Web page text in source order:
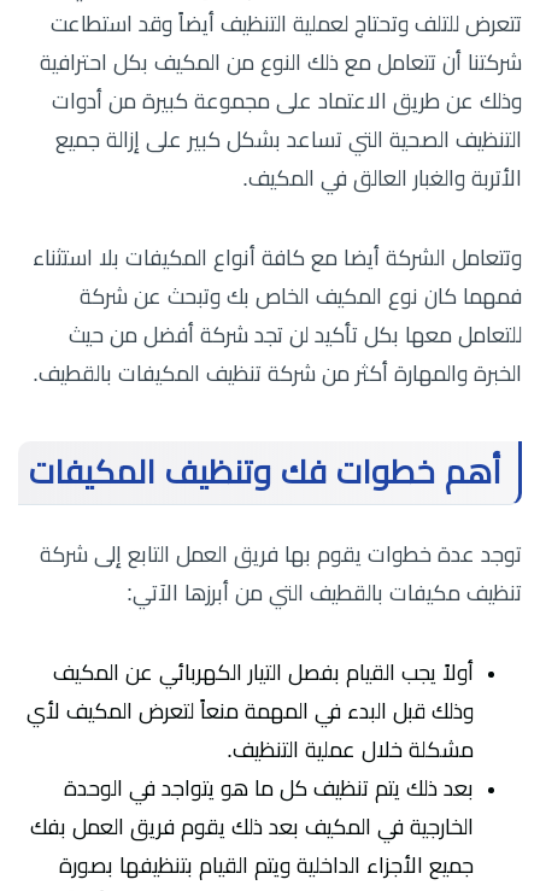
تتعرض للتلف وتحتاج لعملية التنظيف أيضاً وقد استطاعت
شركتنا أن تتعامل مع ذلك النوع من المكيف بكل احترافية
وذلك عن طريق الاعتماد على مجموعة كبيرة من أدوات
التنظيف الصحية التي تساعد بشكل كبير على إزالة جميع
الأتربة والغبار العالق في المكيف.
وتتعامل الشركة أيضا مع كافة أنواع المكيفات بلا استثناء
فمهما كان نوع المكيف الخاص بك وتبحث عن شركة
للتعامل معها بكل تأكيد لن تجد شركة أفضل من حيث
الخبرة والمهارة أكثر من شركة تنظيف المكيفات بالقطيف.
أهم خطوات فك وتنظيف المكيفات
توجد عدة خطوات يقوم بها فريق العمل التابع إلى شركة
تنظيف مكيفات بالقطيف التي من أبرزها الآتي:
أولاً يجب القيام بفصل التيار الكهربائي عن المكيف
وذلك قبل البدء في المهمة منعاً لتعرض المكيف لأي
مشكلة خلال عملية التنظيف.
بعد ذلك يتم تنظيف كل ما هو يتواجد في الوحدة
الخارجية في المكيف بعد ذلك يقوم فريق العمل بفك
جميع الأجزاء الداخلية ويتم القيام بتنظيفها بصورة